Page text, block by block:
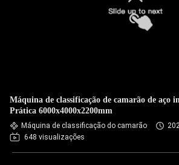
Máquina de classificação de camarão de aço
Prática 6000x4000x2200mm
Máquina de classificação do camarão
648 visualizações